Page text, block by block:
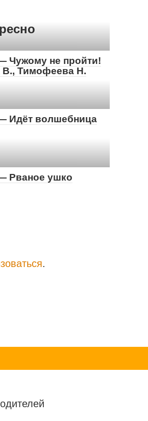
Чужому не пройти!
Тимофеева Н.
Идёт волшебница
Рваное ушко
.